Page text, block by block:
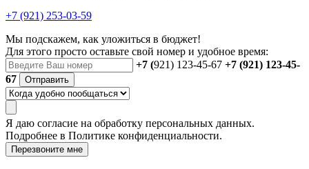
+7 (921) 253-03-59
Мы подскажем, как уложиться в бюджет!
Для этого просто оставьте свой номер и удобное время:
+7 (921) 123-45-67 +7 (921) 123-45-
67
Отправить
Я даю согласие на обработку персональных данных.
Подробнее в Политике конфиденциальности.
Перезвоните мне